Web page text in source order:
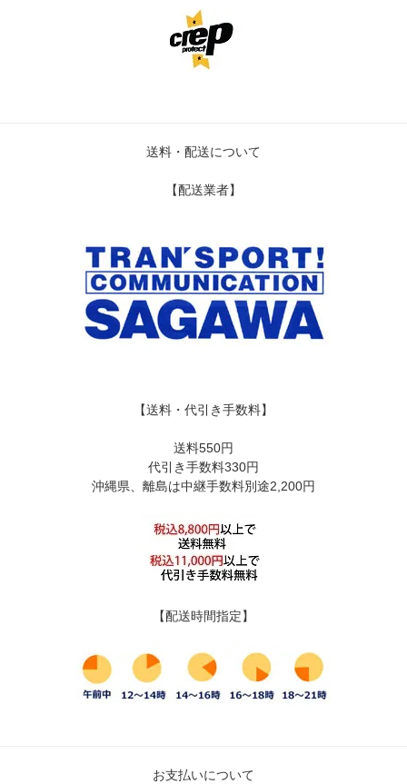
送料・配送について
【配送業者】
【送料・代引き手数料】
送料550円
代引き手数料330円
沖縄県、離島は中継手数料別途2,200円
【配送時間指定】
お支払いについて